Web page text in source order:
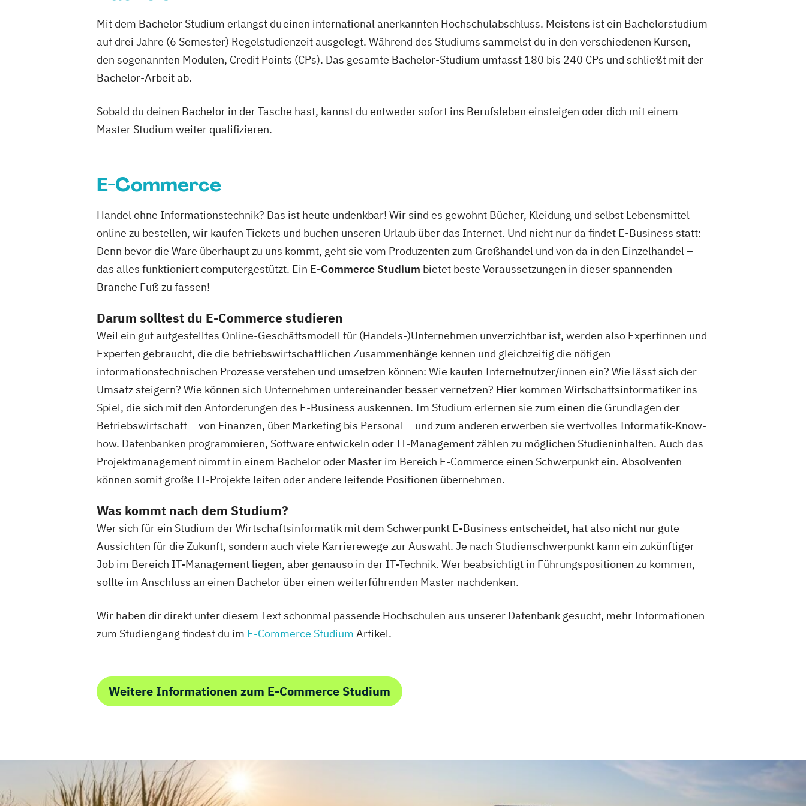
Mit dem Bachelor Studium erlangst du einen international anerkannten Hochschulabschluss. Meistens ist ein Bachelorstudium
auf drei Jahre (6 Semester) Regelstudienzeit ausgelegt. Während des Studiums sammelst du in den verschiedenen Kursen,
den sogenannten Modulen, Credit Points (CPs). Das gesamte Bachelor-Studium umfasst 180 bis 240 CPs und schließt mit der
Bachelor-Arbeit ab.
Sobald du deinen Bachelor in der Tasche hast, kannst du entweder sofort ins Berufsleben einsteigen oder dich mit einem
Master Studium weiter qualifizieren.
E-Commerce
Handel ohne Informationstechnik? Das ist heute undenkbar! Wir sind es gewohnt Bücher, Kleidung und selbst Lebensmittel
online zu bestellen, wir kaufen Tickets und buchen unseren Urlaub über das Internet. Und nicht nur da findet E-Business statt:
Denn bevor die Ware überhaupt zu uns kommt, geht sie vom Produzenten zum Großhandel und von da in den Einzelhandel –
das alles funktioniert computergestützt. Ein E-Commerce Studium bietet beste Voraussetzungen in dieser spannenden
Branche Fuß zu fassen!
Darum solltest du E-Commerce studieren
Weil ein gut aufgestelltes Online-Geschäftsmodell für (Handels-)Unternehmen unverzichtbar ist, werden also Expertinnen und
Experten gebraucht, die die betriebswirtschaftlichen Zusammenhänge kennen und gleichzeitig die nötigen
informationstechnischen Prozesse verstehen und umsetzen können: Wie kaufen Internetnutzer/innen ein? Wie lässt sich der
Umsatz steigern? Wie können sich Unternehmen untereinander besser vernetzen? Hier kommen Wirtschaftsinformatiker ins
Spiel, die sich mit den Anforderungen des E-Business auskennen. Im Studium erlernen sie zum einen die Grundlagen der
Betriebswirtschaft – von Finanzen, über Marketing bis Personal – und zum anderen erwerben sie wertvolles Informatik-Know-
how. Datenbanken programmieren, Software entwickeln oder IT-Management zählen zu möglichen Studieninhalten. Auch das
Projektmanagement nimmt in einem Bachelor oder Master im Bereich E-Commerce einen Schwerpunkt ein. Absolventen
können somit große IT-Projekte leiten oder andere leitende Positionen übernehmen.
Was kommt nach dem Studium?
Wer sich für ein Studium der Wirtschaftsinformatik mit dem Schwerpunkt E-Business entscheidet, hat also nicht nur gute
Aussichten für die Zukunft, sondern auch viele Karrierewege zur Auswahl. Je nach Studienschwerpunkt kann ein zukünftiger
Job im Bereich IT-Management liegen, aber genauso in der IT-Technik. Wer beabsichtigt in Führungspositionen zu kommen,
sollte im Anschluss an einen Bachelor über einen weiterführenden Master nachdenken.
Wir haben dir direkt unter diesem Text schonmal passende Hochschulen aus unserer Datenbank gesucht, mehr Informationen
zum Studiengang findest du im E-Commerce Studium Artikel.
Weitere Informationen zum E-Commerce Studium